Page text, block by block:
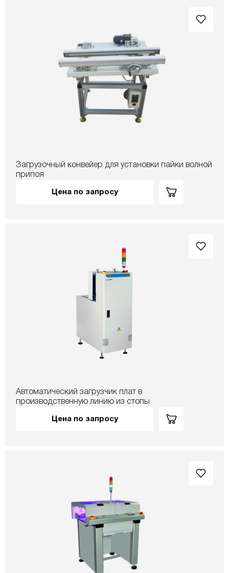
Загрузочный конвейер для установки пайки волной
припоя
Цена по запросу
Автоматический загрузчик плат в
производственную линию из стопы
Цена по запросу